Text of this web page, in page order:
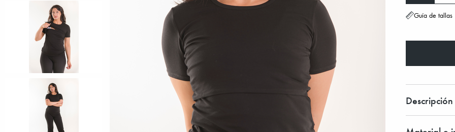
Guía de tallas
Descripción